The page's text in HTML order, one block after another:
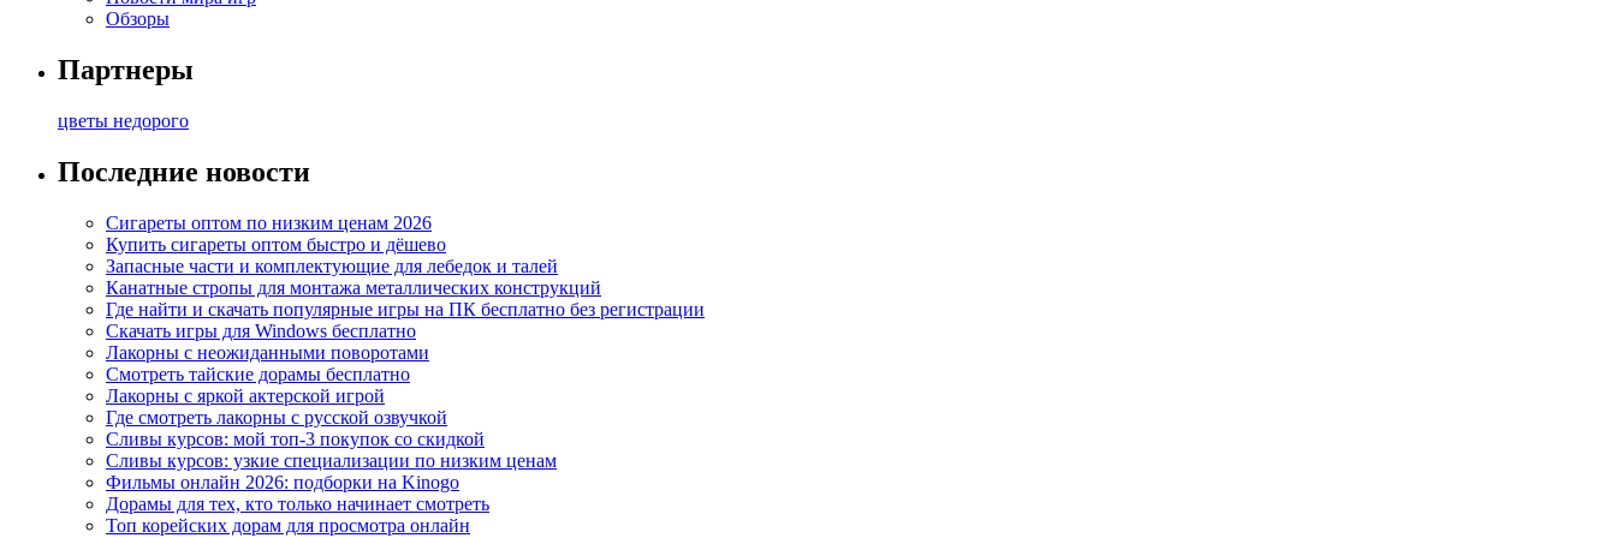
Обзоры
Партнеры
цветы недорого
Последние новости
Сигареты оптом по низким ценам 2026
Купить сигареты оптом быстро и дёшево
Запасные части и комплектующие для лебедок и талей
Канатные стропы для монтажа металлических конструкций
Где найти и скачать популярные игры на ПК бесплатно без регистрации
Скачать игры для Windows бесплатно
Лакорны с неожиданными поворотами
Смотреть тайские дорамы бесплатно
Лакорны с яркой актерской игрой
Где смотреть лакорны с русской озвучкой
Сливы курсов: мой топ-3 покупок со скидкой
Сливы курсов: узкие специализации по низким ценам
Фильмы онлайн 2026: подборки на Kinogo
Дорамы для тех, кто только начинает смотреть
Топ корейских дорам для просмотра онлайн